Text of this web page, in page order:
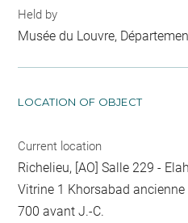
Held by
Musée du Louvre,
LOCATION OF OBJECT
Current location
Richelieu, [AO] Salle 229 -
Vitrine 1 Khorsabad
700 avant J.-C.